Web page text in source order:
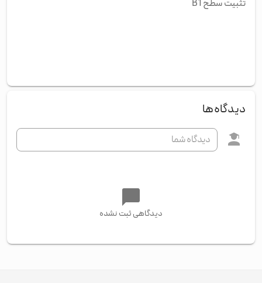
تثبیت سطح B1
دیدگاه‌ها
دیدگاهی ثبت نشده